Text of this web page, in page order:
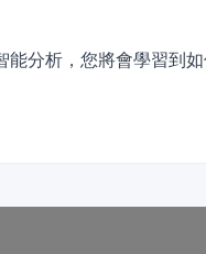
能分析，您將會學習到